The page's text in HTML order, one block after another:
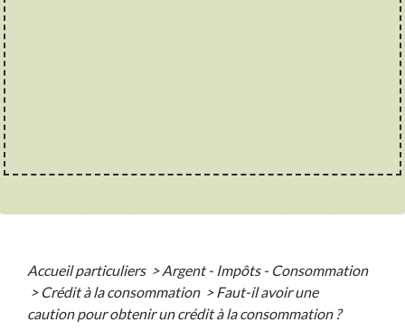
Accueil particuliers > Argent - Impôts - Consommation
> Crédit à la consommation > Faut-il avoir une
caution pour obtenir un crédit à la consommation ?